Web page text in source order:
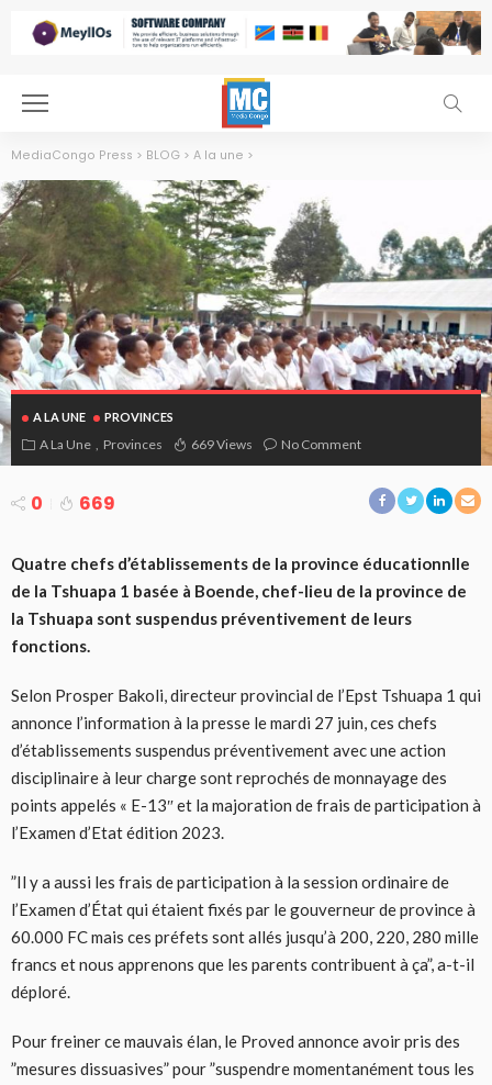
MediaCongo Press > BLOG > A la une >
A LA UNE PROVINCES
A La Une Provinces 669 Views No Comment
0 669
Quatre chefs d’établissements de la province éducationnlle
de la Tshuapa 1 basée à Boende, chef-lieu de la province de
la Tshuapa sont suspendus préventivement de leurs
fonctions.
Selon Prosper Bakoli, directeur provincial de l’Epst Tshuapa 1 qui
annonce l’information à la presse le mardi 27 juin, ces chefs
d’établissements suspendus préventivement avec une action
disciplinaire à leur charge sont reprochés de monnayage des
points appelés « E-13″ et la majoration de frais de participation à
l’Examen d’Etat édition 2023.
”Il y a aussi les frais de participation à la session ordinaire de
l’Examen d’État qui étaient fixés par le gouverneur de province à
60.000 FC mais ces préfets sont allés jusqu’à 200, 220, 280 mille
francs et nous apprenons que les parents contribuent à ça”, a-t-il
déploré.
Pour freiner ce mauvais élan, le Proved annonce avoir pris des
”mesures dissuasives” pour ”suspendre momentanément tous les